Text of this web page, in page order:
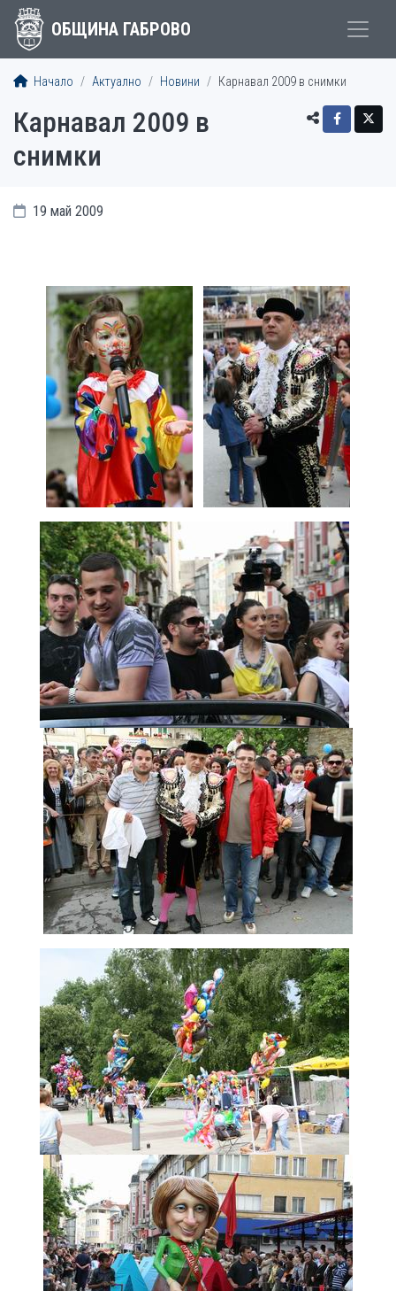
ОБЩИНА ГАБРОВО
Начало Актуално Новини Карнавал 2009 в снимки
Карнавал 2009 в
снимки
19 май 2009